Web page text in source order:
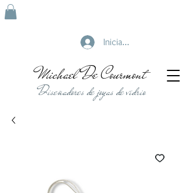
Michael De Courmont
Diseñadores de joyas de vidrio
Iniciar sesión